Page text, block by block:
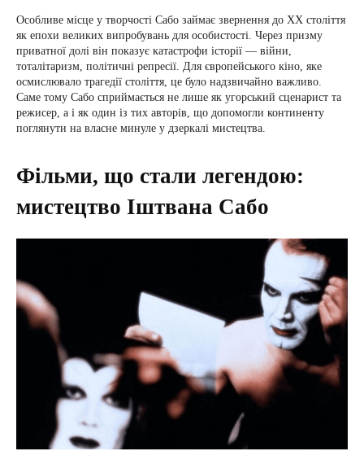
Особливе місце у творчості Сабо займає звернення до XX століття
як епохи великих випробувань для особистості. Через призму
приватної долі він показує катастрофи історії — війни,
тоталітаризм, політичні репресії. Для європейського кіно, яке
осмислювало трагедії століття, це було надзвичайно важливо.
Саме тому Сабо сприймається не лише як угорський сценарист та
режисер, а і як один із тих авторів, що допомогли континенту
поглянути на власне минуле у дзеркалі мистецтва.
Фільми, що стали легендою:
мистецтво Іштвана Сабо